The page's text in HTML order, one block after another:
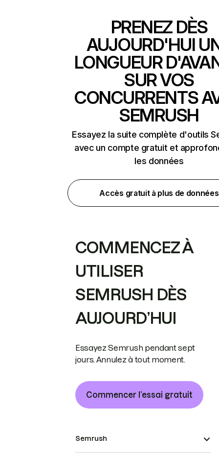
PRENEZ DÈS
AUJOURD'HUI
LONGUEUR
SUR VOS
CONCURRENTS
SEMRUSH
Essayez la suite complète d'outils
avec un compte gratuit et
les données
Accès gratuit à plus de données
COMMENCEZ À
UTILISER
SEMRUSH DÈS
AUJOURD’HUI
Essayez Semrush pendant sept
jours. Annulez à tout moment.
Commencer l’essai gratuit
Semrush